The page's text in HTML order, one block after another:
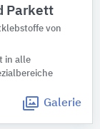
Parkett
von
in alle
Galerie